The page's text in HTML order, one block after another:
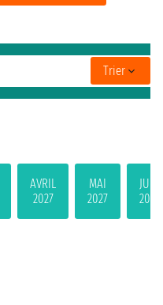
AVRIL
2027
MAI
2027
JUIN
2027
Trier